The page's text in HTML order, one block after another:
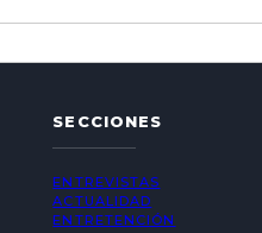
SECCIONES
ENTREVISTAS
ACTUALIDAD
ENTRETENCIÓN